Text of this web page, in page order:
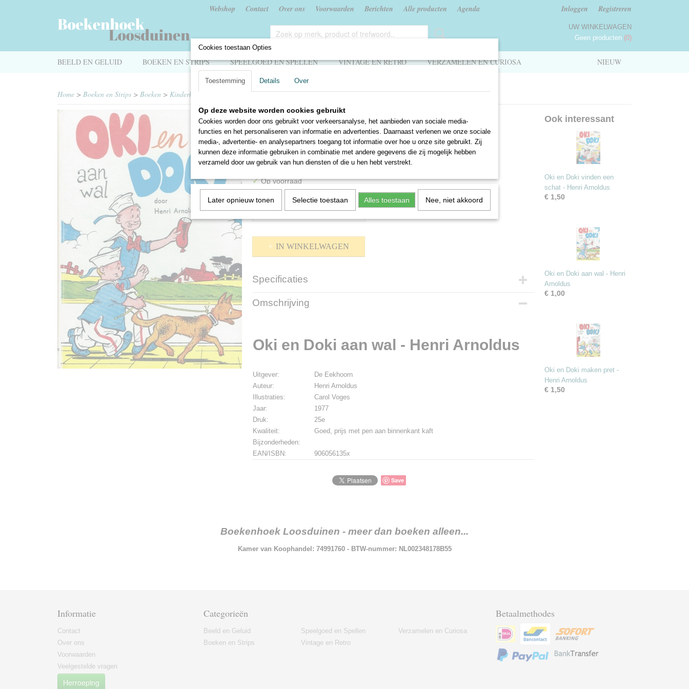
Webshop Contact Over ons Voorwaarden Berichten Alle producten Agenda Inloggen Registreren
UW WINKELWAGEN
Geen producten (0)
NIEUW
BEELD EN GELUID BOEKEN EN STRIPS SPEELGOED EN SPELLEN VINTAGE EN RETRO VERZAMELEN EN CURIOSA
Home > Boeken en Strips > Boeken > Kinderboeken Oki en Doki>Oki en Doki aan wal - Henri Arnoldus
Oki en Doki aan wal - Henri
Arnoldus
€ 1,50
✓Op voorraad
Aantal
IN WINKELWAGEN
Specificaties
Productcode
Bruto gewicht
Omschrijving
Oki en Doki aan wal - Henri Arnoldus
Uitgever:
De Eekhoorn
Auteur:
Henri Arnoldus
Illustraties:
Carol Voges
Jaar:
1977
Druk:
25e
Kwaliteit:
Goed, prijs met pen aan binnenkant kaft
Bijzonderheden:
EAN/ISBN:
906056135x
Save
Ook interessant
Oki en Doki vinden een
schat - Henri Arnoldus
€ 1,50
Oki en Doki aan wal - Henri
Arnoldus
€ 1,00
Oki en Doki maken pret -
Henri Arnoldus
€ 1,50
Boekenhoek Loosduinen - meer dan boeken alleen...
Kamer van Koophandel: 74991760 - BTW-nummer: NL002348178B55
Informatie
Contact
Over ons
Voorwaarden
Veelgestelde vragen
Herroeping
Categorieën
Beeld en Geluid
Boeken en Strips
Speelgoed en Spellen
Vintage en Retro
Verzamelen en Curiosa
Betaalmethodes
Cookies toestaan Opties
Toestemming Details Over
Op deze website worden cookies gebruikt
Cookies worden door ons gebruikt voor verkeersanalyse, het aanbieden van sociale media-
functies en het personaliseren van informatie en advertenties. Daarnaast verlenen we onze sociale
media-, advertentie- en analysepartners toegang tot informatie over hoe u onze site gebruikt. Zij
kunnen deze informatie gebruiken in combinatie met andere gegevens die zij mogelijk hebben
verzameld door uw gebruik van hun diensten of die u hen hebt verstrekt.
Later opnieuw tonen Selectie toestaan Alles toestaan Nee, niet akkoord